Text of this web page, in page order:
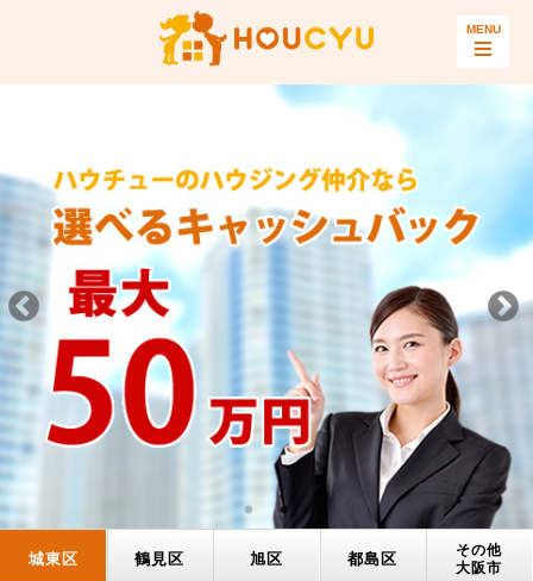
城東区 鶴見区 旭区 都島区
その他
大阪市